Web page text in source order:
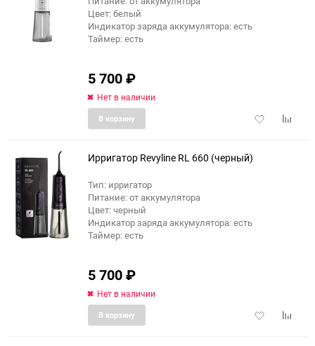
еще 3 фото
Цвет: белый
Индикатор заряда аккумулятора: есть
Таймер: есть
5 700₽
Нет в наличии
Добавить
В корзину
Ирригатор Revyline RL 660 (черный)
Тип: ирригатор
Питание: от аккумулятора
Цвет: черный
Индикатор заряда аккумулятора: есть
Таймер: есть
5 700₽
Нет в наличии
Добавить
В корзину